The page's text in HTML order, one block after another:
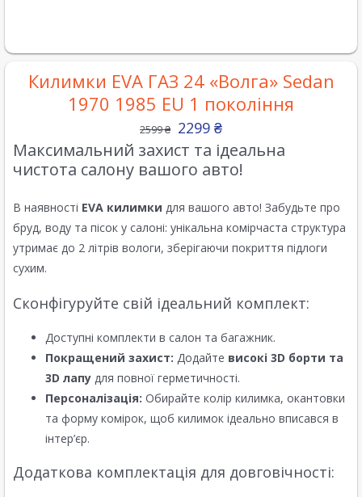
Килимки EVA ГАЗ 24 «Волга» Sedan
1970 1985 EU 1 покоління
2599₴ 2299 ₴
Максимальний захист та ідеальна
чистота салону вашого авто!
В наявності EVA килимки для вашого авто! Забудьте про
бруд, воду та пісок у салоні: унікальна комірчаста структура
утримає до 2 літрів вологи, зберігаючи покриття підлоги
сухим.
Сконфігуруйте свій ідеальний комплект:
Доступні комплекти в салон та багажник.
Покращений захист: Додайте високі 3D борти та
3D лапу для повної герметичності.
Персоналізація: Обирайте колір килимка, окантовки
та форму комірок, щоб килимок ідеально вписався в
інтер’єр.
Додаткова комплектація для довговічності: